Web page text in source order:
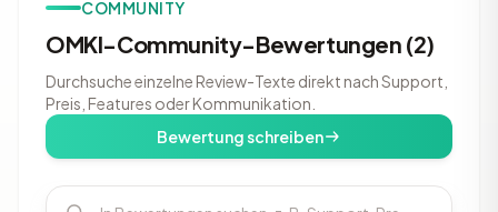
COMMUNITY
OMKI-Community-Bewertungen (2)
Durchsuche einzelne Review-Texte direkt nach Support,
Preis, Features oder Kommunikation.
Bewertung schreiben